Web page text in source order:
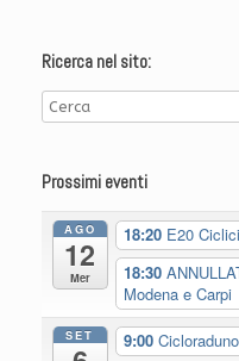
Ricerca nel sito:
Prossimi eventi
AGO
12
Mer
18:20 E20
18:30
Modena e Carpi
SET 9:00